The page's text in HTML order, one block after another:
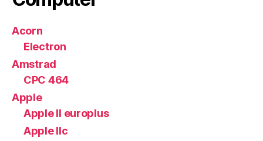
Acorn
Electron
Amstrad
CPC 464
Apple
Apple II europlus
Apple IIc